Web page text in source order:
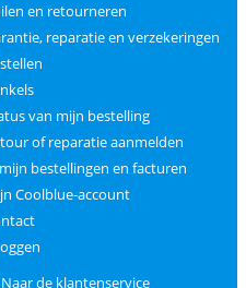
en retourneren
reparatie en verzekeringen
van mijn bestelling
of reparatie aanmelden
bestellingen en facturen
Coolblue-account
Naar de klantenservice